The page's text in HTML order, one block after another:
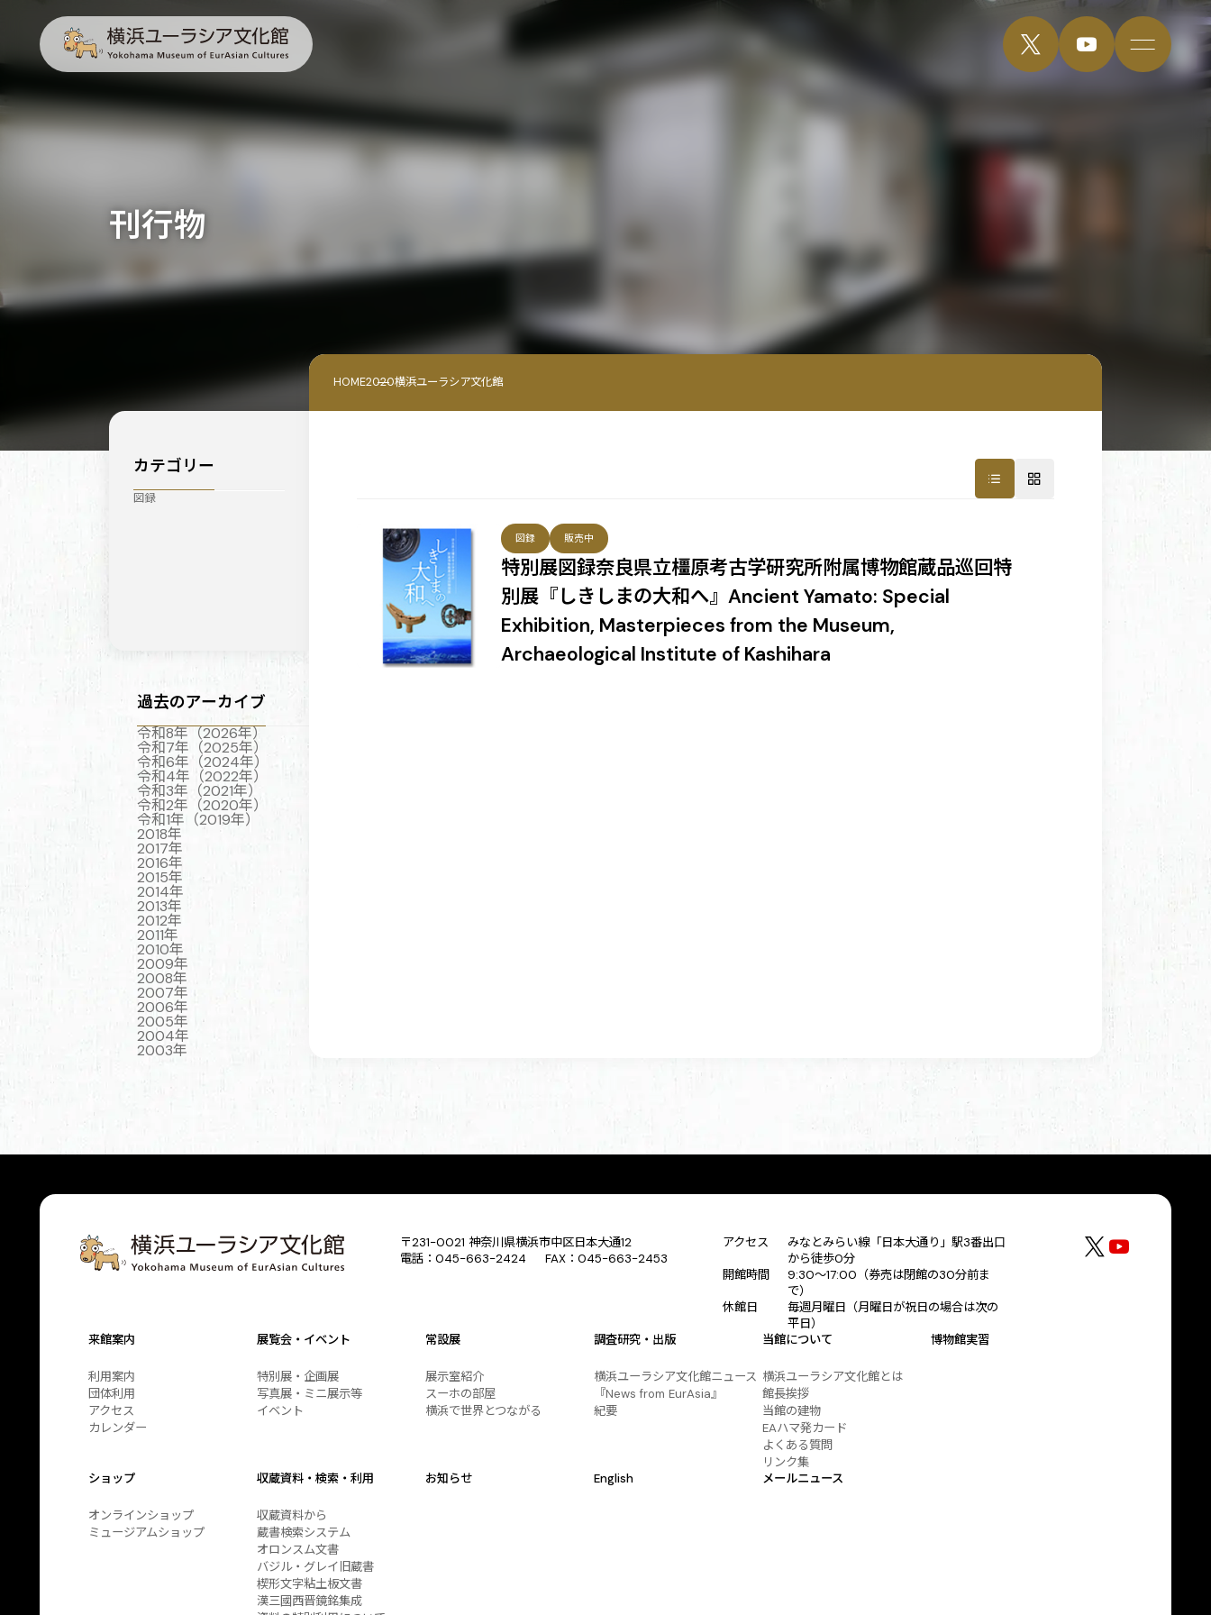
刊行物
HOME2020横浜ユーラシア文化館
特別展図録奈良県立橿原考古学研究所附属博物館蔵品巡回特
別展『しきしまの大和へ』Ancient Yamato: Special
Exhibition, Masterpieces from the Museum,
Archaeological Institute of Kashihara
図録 販売中
カテゴリー
図録
過去のアーカイブ
令和8年（2026年）
令和7年（2025年）
令和6年（2024年）
令和4年（2022年）
令和3年（2021年）
令和2年（2020年）
令和1年（2019年）
2018年
2017年
2016年
2015年
2014年
2013年
2012年
2011年
2010年
2009年
2008年
2007年
2006年
2005年
2004年
2003年
〒231-0021 神奈川県横浜市中区日本大通12
電話：045-663-2424 FAX：045-663-2453
アクセス
みなとみらい線「日本大通り」駅3番出口
から徒歩0分
開館時間
9:30～17:00（券売は閉館の30分前ま
で）
休館日
毎週月曜日（月曜日が祝日の場合は次の
平日）
来館案内
利用案内
団体利用
アクセス
カレンダー
展覧会・イベント
特別展・企画展
写真展・ミニ展示等
イベント
常設展
展示室紹介
スーホの部屋
横浜で世界とつながる
調査研究・出版
横浜ユーラシア文化館ニュース
『News from EurAsia』
紀要
当館について
横浜ユーラシア文化館とは
館長挨拶
当館の建物
EAハマ発カード
よくある質問
リンク集
博物館実習
ショップ
オンラインショップ
ミュージアムショップ
収蔵資料・検索・利用
収蔵資料から
蔵書検索システム
オロンスム文書
バジル・グレイ旧蔵書
楔形文字粘土板文書
漢三國西晋鏡銘集成
お知らせ English メールニュース